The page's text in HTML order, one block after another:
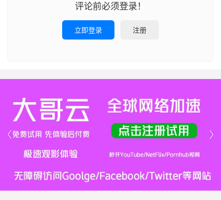
评论前必须登录！
立即登录 注册

